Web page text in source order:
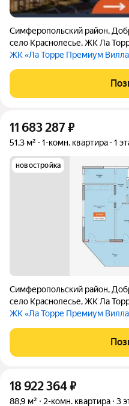
Симферопольский район,
село Краснолесье,ЖК Ла
ЖК «Ла Торре Премиум
11 683 287₽
51,3 м² 1-комн. квартира 1
новостройка
Симферопольский район,
село Краснолесье,ЖК Ла
ЖК «Ла Торре Премиум
18 922 364₽
88,9 м² 2-комн. квартира 3